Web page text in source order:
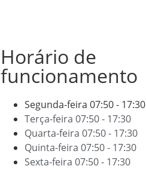
Horário de
funcionamento
Segunda-feira 07:50 - 17:30
Terça-feira 07:50 - 17:30
Quarta-feira 07:50 - 17:30
Quinta-feira 07:50 - 17:30
Sexta-feira 07:50 - 17:30